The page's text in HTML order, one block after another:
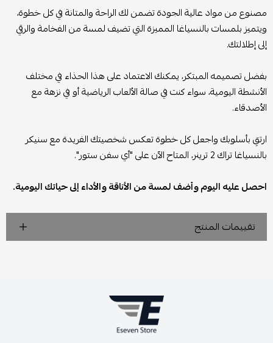
مصنوع من مواد عالية الجودة تضمن لك الراحة والمتانة في كل خطوة،
ويتميز بلمسات بالنسياغا المميزة التي تضيف لمسة من الفخامة والرقي
إلى إطلالتك.
بفضل تصميمه المبتكر، يمكنك الاعتماد على هذا الحذاء في مختلف
الأنشطة اليومية، سواء كنت في صالة الألعاب الرياضية أو في نزهة مع
الأصدقاء.
ارتقِ بأسلوبك واجعل كل خطوة تعكس شخصيتك الفريدة مع سنيكر
بالنسياغا تراك 2 ترينر، المتاح الآن على "أي سفن ستور".
احصل عليه اليوم وأضف لمسة من الأناقة والأداء إلى حياتك اليومية.
تقييمات المنتج